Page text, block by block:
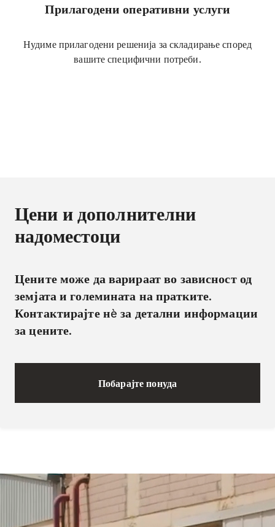
Прилагодени оперативни услуги
Нудиме прилагодени решенија за складирање според
вашите специфични потреби.
Цени и дополнителни
надоместоци
Цените може да варираат во зависност од
земјата и големината на пратките.
Контактирајте нè за детални информации
за цените.
Побарајте понуда